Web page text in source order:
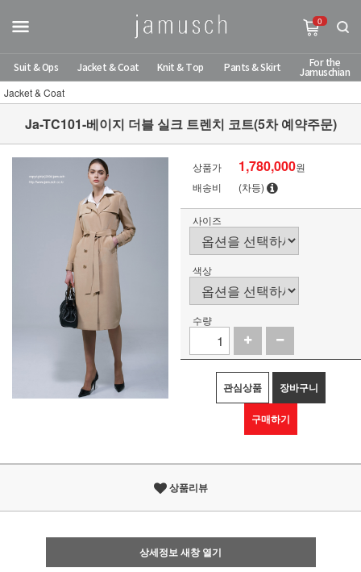
0
Suit & Ops Jacket & Coat Knit & Top Pants & Skirt
For the
Jamuschian
Jacket & Coat
Ja-TC101-베이지 더블 실크 트렌치 코트(5차 예약주문)
상품가 1,780,000원
배송비
(차등)
사이즈
색상
수량
관심상품 장바구니
구매하기
상품리뷰
상세정보 새창 열기